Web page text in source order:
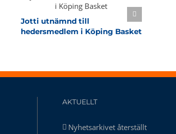
Jotti utnämnd till
hedersmedlem i Köping Basket
AKTUELLT
Nyhetsarkivet återställt